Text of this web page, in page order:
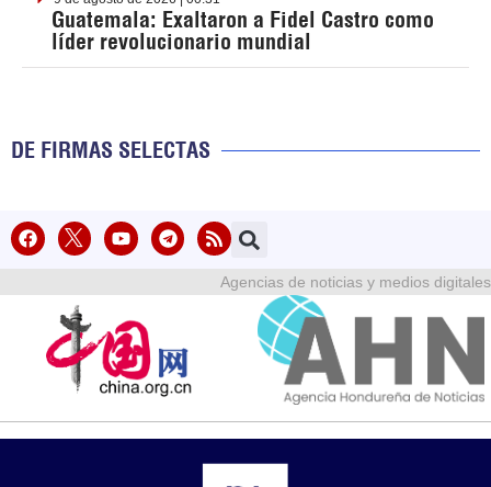
Guatemala: Exaltaron a Fidel Castro como
líder revolucionario mundial
DE FIRMAS SELECTAS
Agencias de noticias y medios digitales